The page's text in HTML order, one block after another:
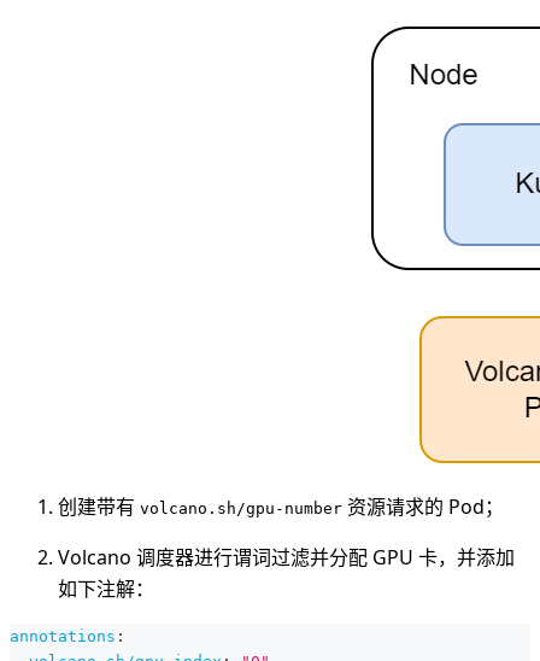
创建带有 volcano.sh/gpu-number 资源请求的 Pod；
Volcano 调度器进行谓词过滤并分配 GPU 卡，并添加
如下注解：
annotations :